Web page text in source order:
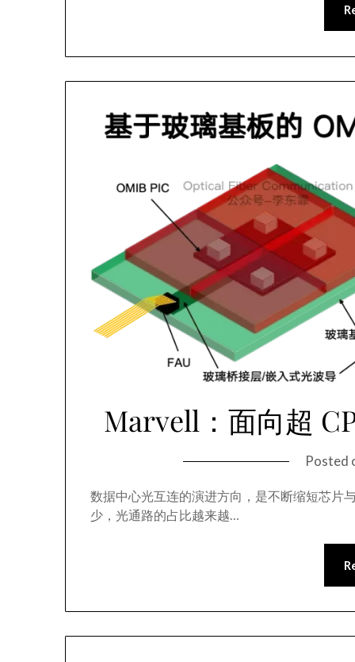
Marvell：面向超
Posted
数据中心光互连的演进方向，是不断缩短芯片
少，光通路的占比越来越…